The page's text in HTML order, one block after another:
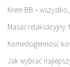
Krem BB –
Masaż
Komedogenność
Jak wybrać